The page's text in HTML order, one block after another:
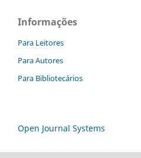
Informações
Para Leitores
Para Autores
Para Bibliotecários
Open Journal Systems